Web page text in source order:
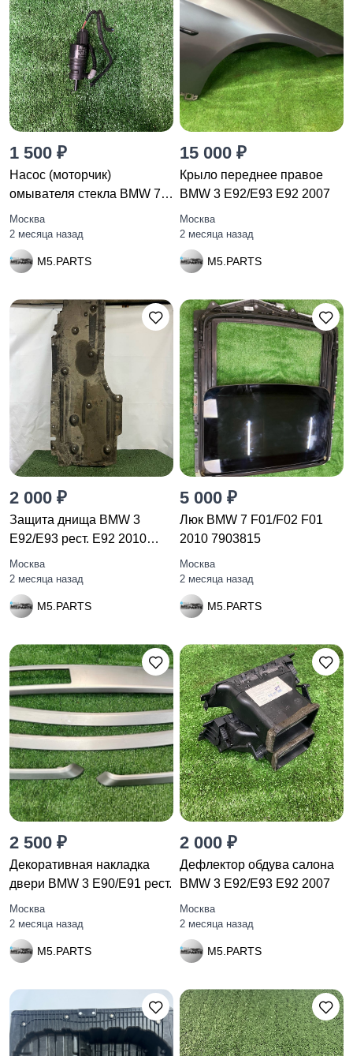
1 500 ₽
Насос (моторчик)
омывателя стекла BMW 7
F01/F02
Москва
2 месяца назад
M5.PARTS
15 000 ₽
Крыло переднее правое
BMW 3 E92/E93 E92 2007
Москва
2 месяца назад
M5.PARTS
2 000 ₽
Защита днища BMW 3
E92/E93 рест. E92 2010
748506
Москва
2 месяца назад
M5.PARTS
5 000 ₽
Люк BMW 7 F01/F02 F01
2010 7903815
Москва
2 месяца назад
M5.PARTS
2 500 ₽
Декоративная накладка
двери BMW 3 E90/E91 рест.
Москва
2 месяца назад
M5.PARTS
2 000 ₽
Дефлектор обдува салона
BMW 3 E92/E93 E92 2007
Москва
2 месяца назад
M5.PARTS